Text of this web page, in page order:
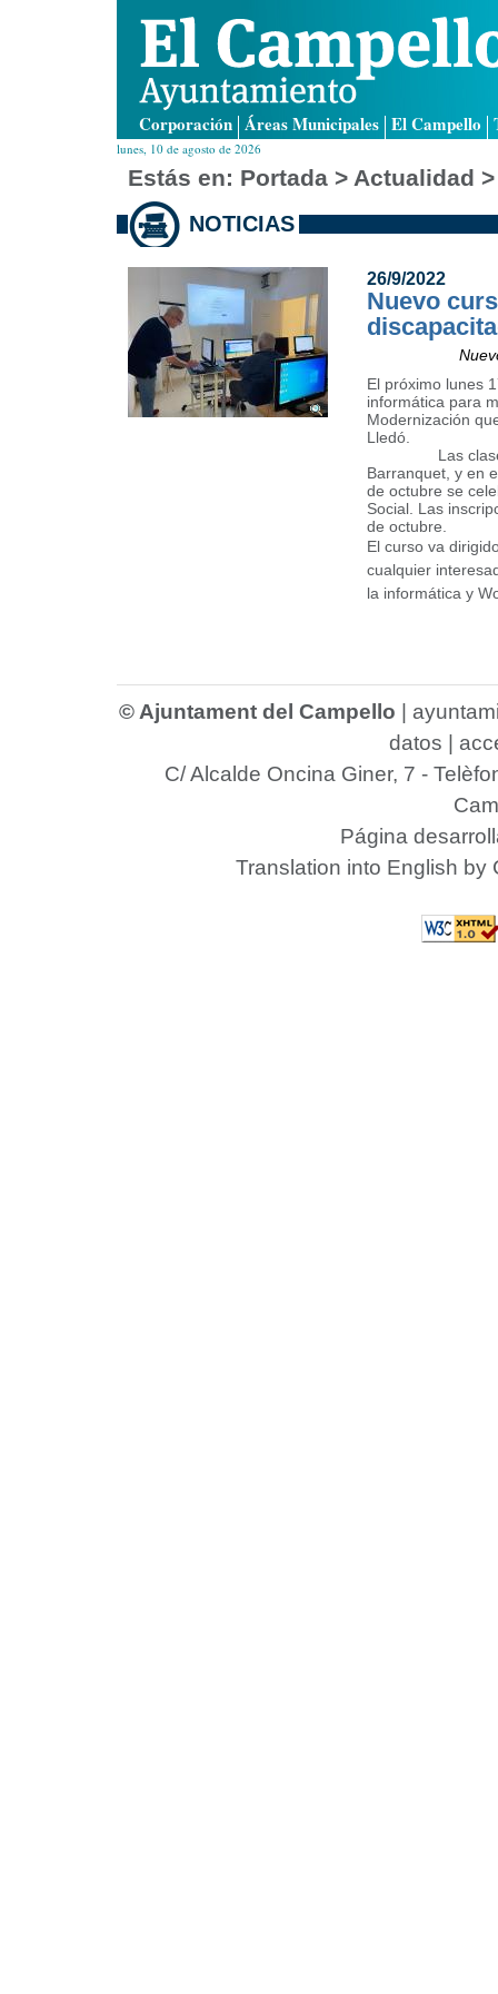
Corporación Áreas Municipales El Campello
lunes, 10 de agosto de 2026
Estás en: Portada > Actualidad
NOTICIAS
26/9/2022
Nuevo
El próximo lunes
informática para
Modernización
Lledó.
Las clases se
Barranquet, y en
de octubre se
Social. Las
de octubre.
El curso va
cualquier
la informática y
© Ajuntament del Campello
datos
C/ Alcalde Oncina Giner, 7 -
Página
Translation into English by